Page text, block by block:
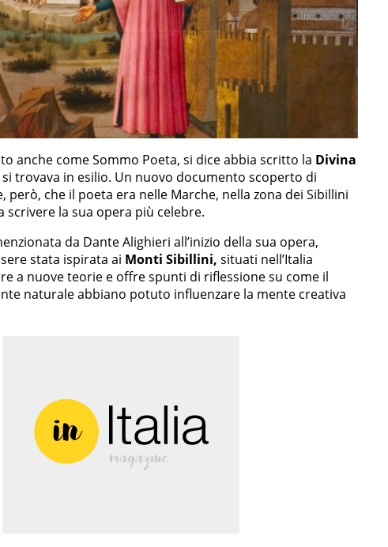
anche come Sommo Poeta, si dice abbia scritto la Divina
trovava in esilio. Un nuovo documento scoperto di
però, che il poeta era nelle Marche, nella zona dei Sibillini
scrivere la sua opera più celebre.
da Dante Alighieri all’inizio della sua opera,
stata ispirata ai Monti Sibillini, situati nell’Italia
a nuove teorie e offre spunti di riflessione su come il
naturale abbiano potuto influenzare la mente creativa